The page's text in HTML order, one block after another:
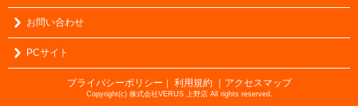
お問い合わせ
PCサイト
プライバシーポリシー ｜ 利用規約 ｜アクセスマップ
Copyright(c) 株式会社VERUS 上野店 All rights reserved.